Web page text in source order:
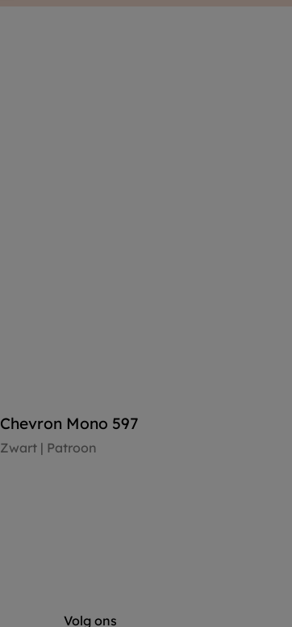
Chevron Mono 597
Zwart | Patroon
Volg ons